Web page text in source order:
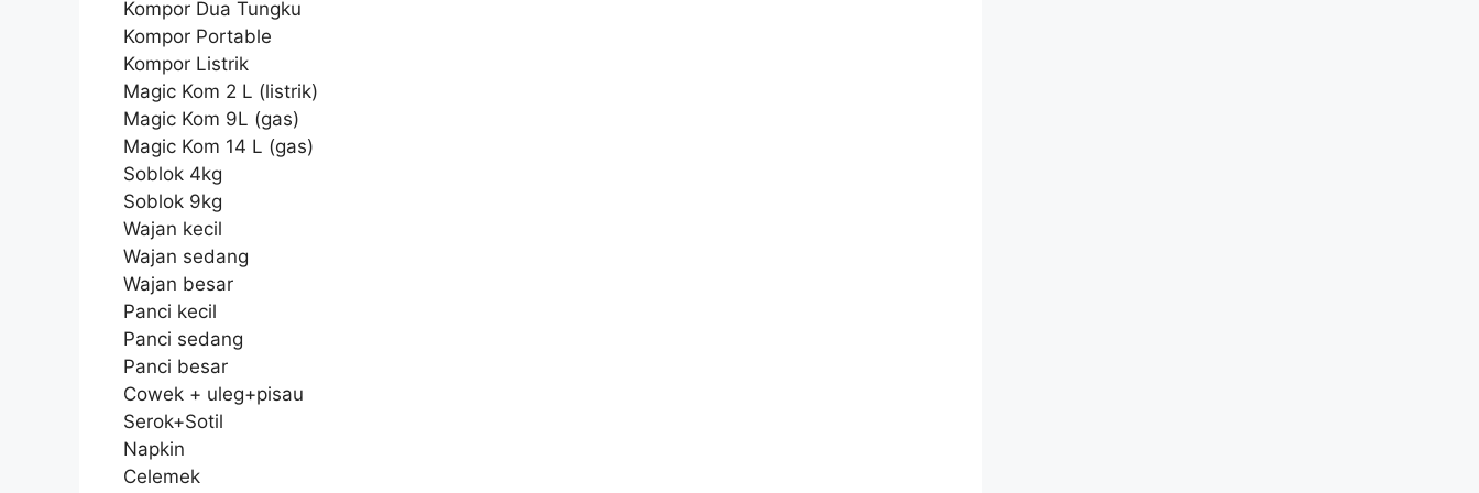
Kompor Dua Tungku
Kompor Portable
Kompor Listrik
Magic Kom 2 L (listrik)
Magic Kom 9L (gas)
Magic Kom 14 L (gas)
Soblok 4kg
Soblok 9kg
Wajan kecil
Wajan sedang
Wajan besar
Panci kecil
Panci sedang
Panci besar
Cowek + uleg+pisau
Serok+Sotil
Napkin
Celemek